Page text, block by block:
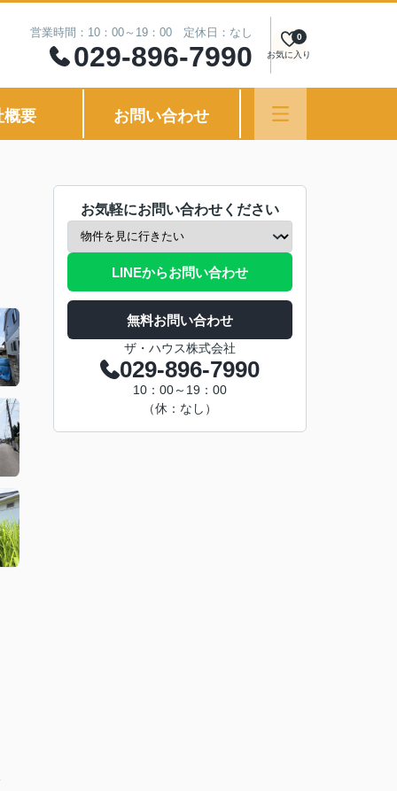
営業時間：10：00～19：00 定休日：なし
029-896-7990 お気に入り
0
概要 お問い合わせ
お気軽にお問い合わせください
LINEからお問い合わせ
無料お問い合わせ
ザ・ハウス株式会社
029-896-7990
10：00～19：00
（休：なし）